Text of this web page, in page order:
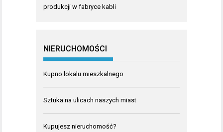
produkcji w fabryce kabli
NIERUCHOMOŚCI
Kupno lokalu mieszkalnego
Sztuka na ulicach naszych miast
Kupujesz nieruchomość?